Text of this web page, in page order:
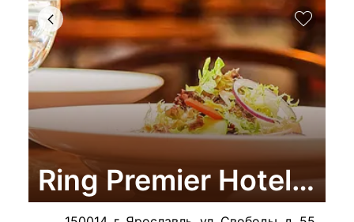
Ring Premier Hotel,